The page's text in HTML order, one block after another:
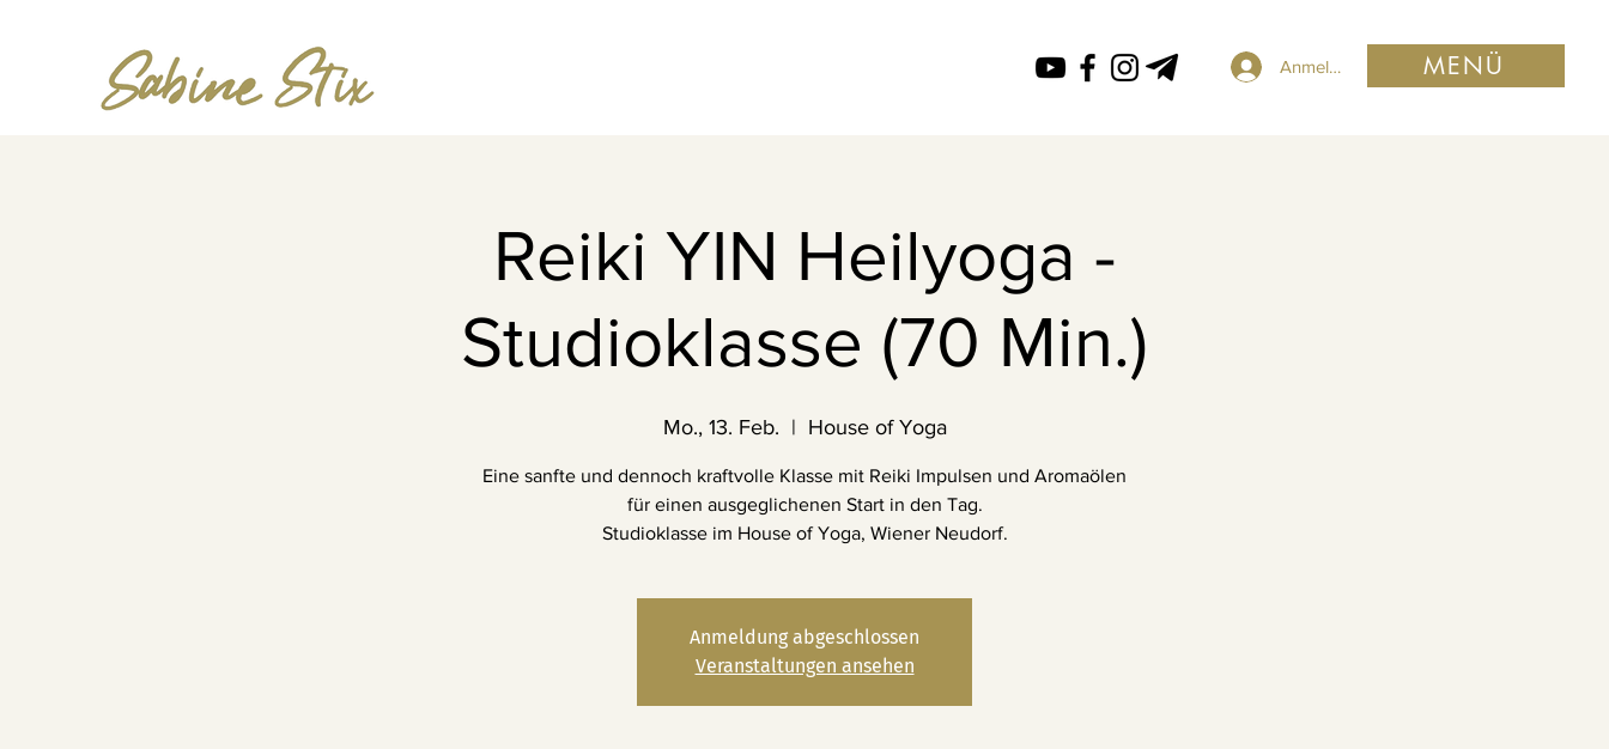
Anmelden MENÜ
Reiki YIN Heilyoga -
Studioklasse (70 Min.)
Mo., 13. Feb.
  |
House of Yoga
Eine sanfte und dennoch kraftvolle Klasse mit Reiki Impulsen und Aromaölen
für einen ausgeglichenen Start in den Tag.
Studioklasse im House of Yoga, Wiener Neudorf.
Anmeldung abgeschlossen
Veranstaltungen ansehen